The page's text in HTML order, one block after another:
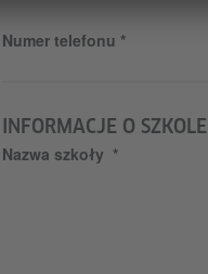
Numer telefonu
INFORMACJE O SZKOLE
Nazwa szkoły